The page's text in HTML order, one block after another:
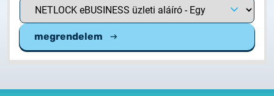
megrendelem